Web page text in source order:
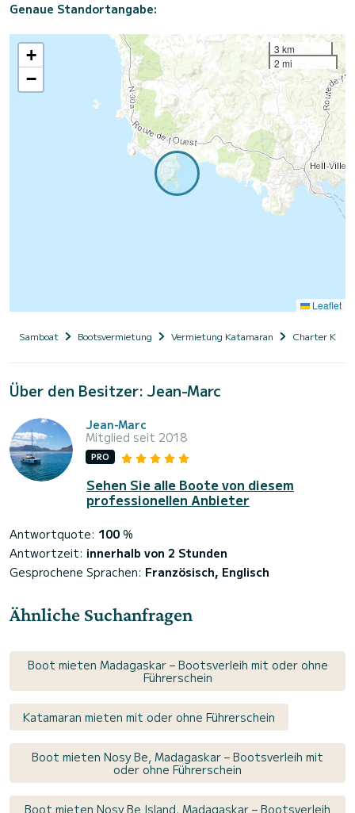
Genaue Standortangabe:
+
−
3 km
2 mi
Leaflet
Samboat Bootsvermietung Vermietung Katamaran Charter
Über den Besitzer: Jean-Marc
Jean-Marc
Mitglied seit 2018
PRO
Sehen Sie alle Boote von diesem
professionellen Anbieter
Antwortquote: 100 %
Antwortzeit: innerhalb von 2 Stunden
Gesprochene Sprachen: Französisch, Englisch
Ähnliche Suchanfragen
Boot mieten Madagaskar – Bootsverleih mit oder ohne
Führerschein
Katamaran mieten mit oder ohne Führerschein
Boot mieten Nosy Be, Madagaskar – Bootsverleih mit
oder ohne Führerschein
Boot mieten Nosy Be Island, Madagaskar – Bootsverleih